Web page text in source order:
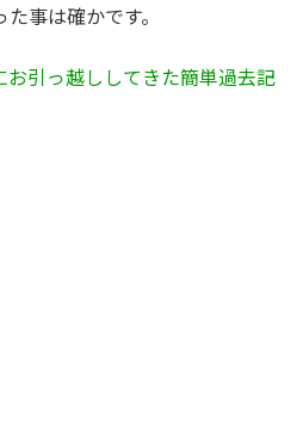
事は確かです。
引っ越ししてきた簡単過去記